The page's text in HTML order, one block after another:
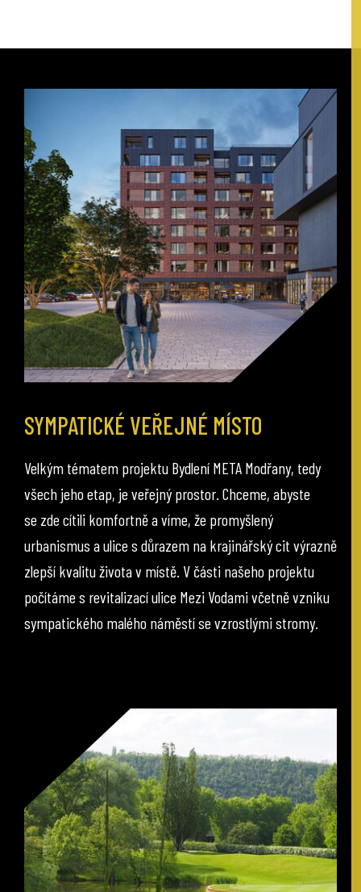
SYMPATICKÉ VEŘEJNÉ MÍSTO
Velkým tématem projektu Bydlení META Modřany, tedy
všech jeho etap, je veřejný prostor. Chceme, abyste
se zde cítili komfortně a víme, že promyšlený
urbanismus a ulice s důrazem na krajinářský cit výrazně
zlepší kvalitu života v místě. V části našeho projektu
počítáme s revitalizací ulice Mezi Vodami včetně vzniku
sympatického malého náměstí se vzrostlými stromy.